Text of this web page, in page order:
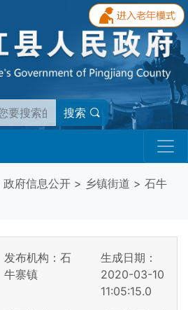
搜索
政府信息公开 > 乡镇街道 > 石牛
发布机构：石
牛寨镇
生成日期：
2020-03-10
11:05:15.0